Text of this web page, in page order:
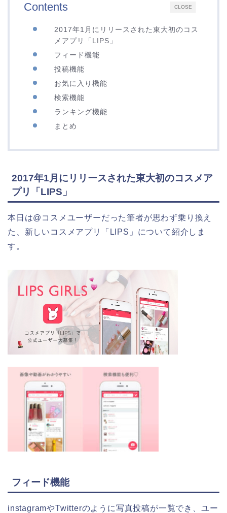
CLOSE
Contents
2017年1月にリリースされた東大初のコス
メアプリ「LIPS」
フィード機能
投稿機能
お気に入り機能
検索機能
ランキング機能
まとめ
2017年1月にリリースされた東大初のコスメア
プリ「LIPS」
本日は@コスメユーザーだった筆者が思わず乗り換え
た、新しいコスメアプリ「LIPS」について紹介しま
す。
フィード機能
instagramやTwitterのように写真投稿が一覧でき、ユー